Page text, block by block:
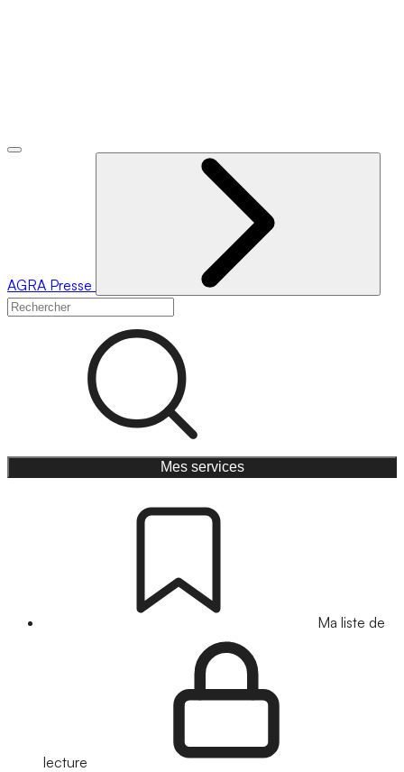
AGRA Presse
Mes services
Ma liste de
lecture